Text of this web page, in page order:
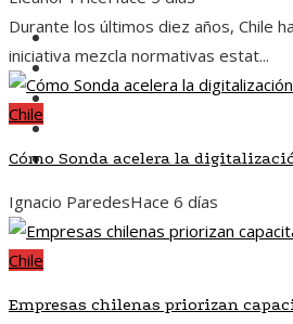
Chile
Ciencia y tecnología
Cultura y ocio
Inversiones y negocios
Durante los últimos diez años, Chile
iniciativa mezcla normativas estat...
Chile
Cómo Sonda acelera la
Ignacio ParedesHace 6 días
Chile
Empresas chilenas priorizan